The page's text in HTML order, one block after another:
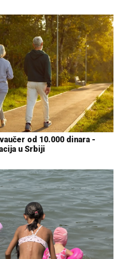
od 10.000 dinara -
u Srbiji